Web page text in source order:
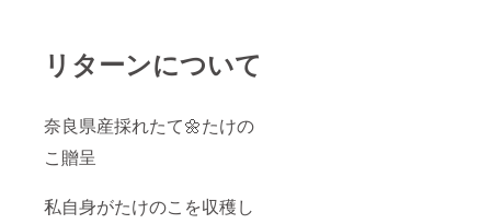
リターンについて
奈良県産採れたて🌼たけの
こ贈呈
私自身がたけのこを収穫し